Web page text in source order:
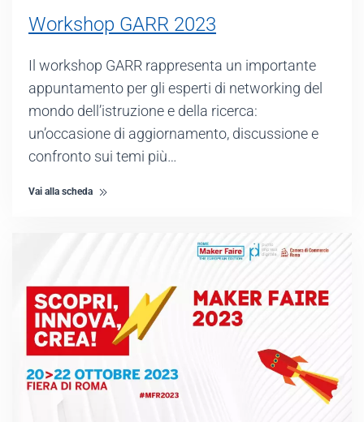
Workshop GARR 2023
Il workshop GARR rappresenta un importante
appuntamento per gli esperti di networking del
mondo dell’istruzione e della ricerca:
un’occasione di aggiornamento, discussione e
confronto sui temi più…
Vai alla scheda